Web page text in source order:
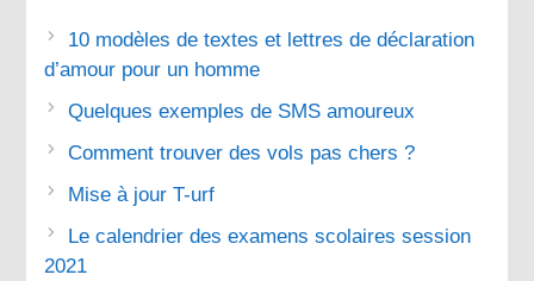
10 modèles de textes et lettres de déclaration
d’amour pour un homme
Quelques exemples de SMS amoureux
Comment trouver des vols pas chers ?
Mise à jour T-urf
Le calendrier des examens scolaires session
2021